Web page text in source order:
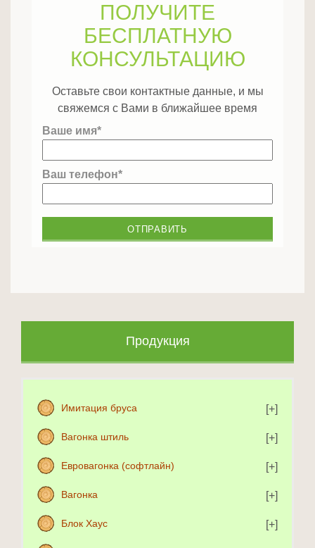
Продукция
Имитация бруса
Вагонка штиль
Евровагонка (софтлайн)
Вагонка
Блок Хаус
ПОЛУЧИТЕ
БЕСПЛАТНУЮ
КОНСУЛЬТАЦИЮ
Оставьте свои контактные данные, и мы
свяжемся с Вами в ближайшее время
Ваше имя*
Ваш телефон*